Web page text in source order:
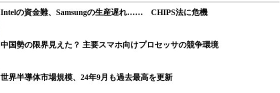
Intelの資金難、Samsungの生産遅れ…… CHIPS法に危機
中国勢の限界見えた？ 主要スマホ向けプロセッサの競争環境
世界半導体市場規模、24年9月も過去最高を更新